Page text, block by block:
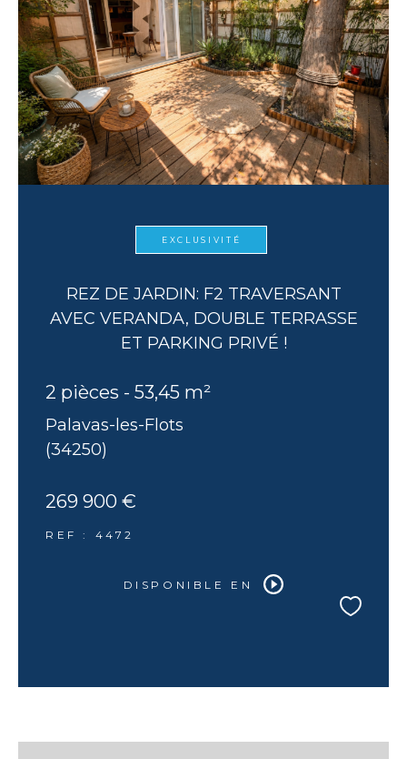
EXCLUSIVITÉ
REZ DE JARDIN: F2 TRAVERSANT
AVEC VERANDA, DOUBLE TERRASSE
ET PARKING PRIVÉ !
2 pièces - 53,45 m²
Palavas-les-Flots
(34250)
269 900 €
REF : 4472
DISPONIBLE EN